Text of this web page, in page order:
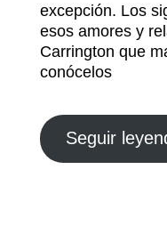
excepción. Los
esos amores y
Carrington que
conócelos
Seguir